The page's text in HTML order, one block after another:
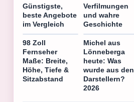
Günstigste,
beste Angebote
im Vergleich
Verfilmungen
und wahre
Geschichte
98 Zoll
Fernseher
Maße: Breite,
Höhe, Tiefe &
Sitzabstand
Michel aus
Lönneberga
heute: Was
wurde aus den
Darstellern?
2026